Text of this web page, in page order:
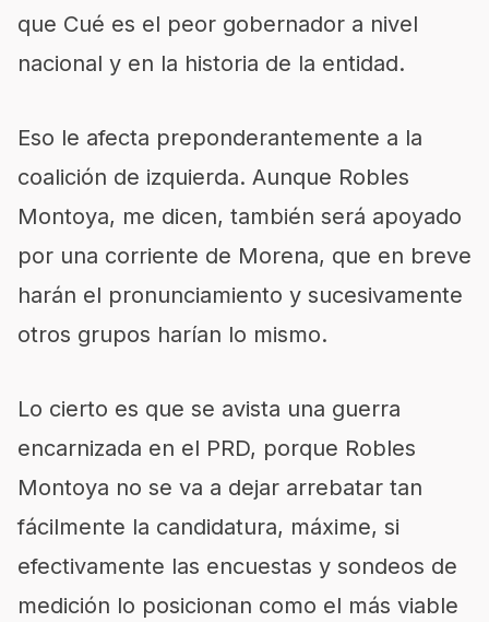
que Cué es el peor gobernador a nivel
nacional y en la historia de la entidad.
Eso le afecta preponderantemente a la
coalición de izquierda. Aunque Robles
Montoya, me dicen, también será apoyado
por una corriente de Morena, que en breve
harán el pronunciamiento y sucesivamente
otros grupos harían lo mismo.
Lo cierto es que se avista una guerra
encarnizada en el PRD, porque Robles
Montoya no se va a dejar arrebatar tan
fácilmente la candidatura, máxime, si
efectivamente las encuestas y sondeos de
medición lo posicionan como el más viable